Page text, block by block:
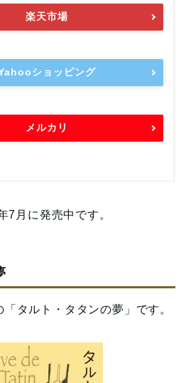
楽天市場
ショッピング
メルカリ
7月に発売中です。
タルト・タタンの夢」です。